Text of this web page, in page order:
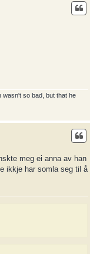
wasn't so bad, but that he
meg ei anna av han
ikkje har somla seg til å